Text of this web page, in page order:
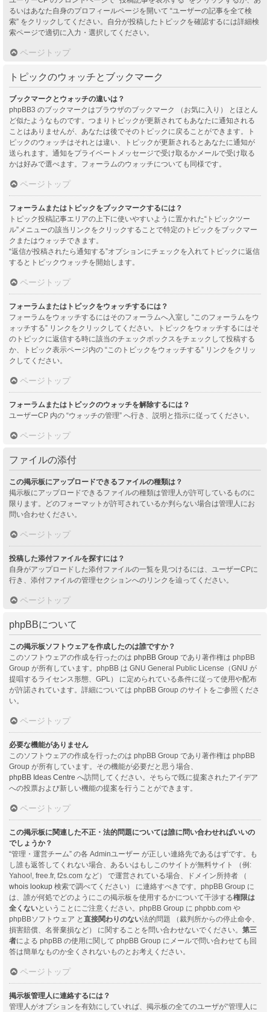
るいはあなた自身のプロフィールページを開いて “ユーザーの記事を全て検
索” をクリックしてください。自分が投稿したトピックを確認するには詳細検
索ページで適切に入力・選択してください。
ページトップ
トピックのウォッチとブックマーク
ブックマークとウォッチの違いは？
phpBB3 のブックマークはブラウザのブックマーク （お気に入り） とほとん
ど似たようなものです。つまりトピックが更新されてもあなたに通知される
ことはありませんが、あなたは後でそのトピックに戻ることができます。ト
ピックのウォッチはそれとは違い、トピックが更新されるとあなたに通知が
送られます。通知をプライベートメッセージで受け取るかメールで受け取る
かは好みで選べます。フォーラムのウォッチについても同様です。
ページトップ
フォーラムまたはトピックをブックマークするには？
トピック投稿記事エリアの上下に使いやすいように置かれた“トピックツー
ル”メニューの該当リンクをクリックすることで特定のトピックをブックマー
クまたはウォッチできます。
“返信が投稿されたら通知する”オプションにチェックを入れてトピックに返信
するとトピックウォッチを開始します。
ページトップ
フォーラムまたはトピックをウォッチするには？
フォーラムをウォッチするにはそのフォーラムへ入室し “このフォーラムをウ
ォッチする” リンクをクリックしてください。トピックをウォッチするにはそ
のトピックに返信する時に該当のチェックボックスをチェックして投稿する
か、トピック表示ページ内の “このトピックをウォッチする” リンクをクリッ
クしてください。
ページトップ
フォーラムまたはトピックのウォッチを解除するには？
ユーザーCP 内の “ウォッチの管理” へ行き、説明と指示に従ってください。
ページトップ
ファイルの添付
この掲示板にアップロードできるファイルの種類は？
掲示板にアップロードできるファイルの種類は管理人が許可しているものに
限ります。どのフォーマットが許可されているか判らない場合は管理人にお
問い合わせください。
ページトップ
投稿した添付ファイルを探すには？
自身がアップロードした添付ファイルの一覧を見つけるには、ユーザーCPに
行き、添付ファイルの管理セクションへのリンクを辿ってください。
ページトップ
phpBBについて
この掲示板ソフトウェアを作成したのは誰ですか？
このソフトウェアの作成を行ったのは phpBB Group であり著作権は phpBB
Group が所有しています。phpBB は GNU General Public License（GNU が
提唱するライセンス形態、GPL） に定められている条件に従って使用や配布
が許諾されています。詳細については phpBB Group のサイトをご参照くださ
い。
ページトップ
必要な機能がありません
このソフトウェアの作成を行ったのは phpBB Group であり著作権は phpBB
Group が所有しています。その機能が必要だと思う場合、
phpBB Ideas Centre へ訪問してください。そちらで既に提案されたアイデア
への投票および新しい機能の提案を行うことができます。
ページトップ
この掲示板に関連した不正・法的問題については誰に問い合わせればいいの
でしょうか？
“管理・運営チーム” の各 Adminユーザー が正しい連絡先であるはずです。も
し誰も返答してくれない場合、あるいはもしこのサイトが無料サイト （例:
Yahoo!, free.fr, f2s.com など） で運営されている場合、ドメイン所持者 （
whois lookup 検索で調べてください） に連絡すべきです。phpBB Group に
は、誰が何処でどのようにこの掲示板を使用するかについて干渉する権限は
全くないということにご注意ください。phpBB Group に phpbb.com や
phpBBソフトウェア と 直接関わりのない法的問題 （裁判所からの停止命令、
損害賠償、名誉棄損など） に関することを問い合わせないでください。 第三
者による phpBB の使用に関して phpBB Group にメールで問い合わせても回
答は簡単なものか全くされないものとお考えください。
ページトップ
掲示板管理人に連絡するには？
管理人がオプションを有効にしていれば、掲示板の全てのユーザが“管理人に